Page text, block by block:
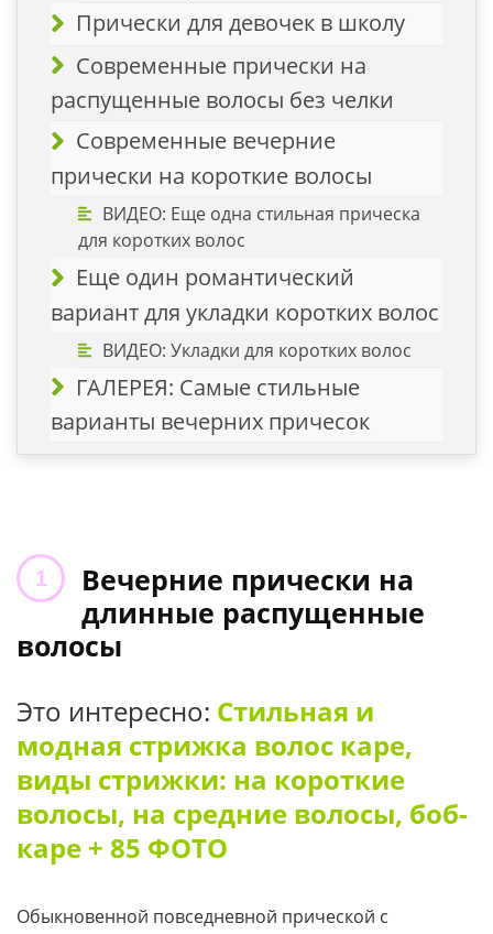
Прически для девочек в школу
Современные прически на
распущенные волосы без челки
Современные вечерние
прически на короткие волосы
ВИДЕО: Еще одна стильная прическа
для коротких волос
Еще один романтический
вариант для укладки коротких волос
ВИДЕО: Укладки для коротких волос
ГАЛЕРЕЯ: Самые стильные
варианты вечерних причесок
Вечерние прически на
длинные распущенные
волосы
Это интересно: Стильная и
модная стрижка волос каре,
виды стрижки: на короткие
волосы, на средние волосы, боб-
каре + 85 ФОТО
Обыкновенной повседневной прической с